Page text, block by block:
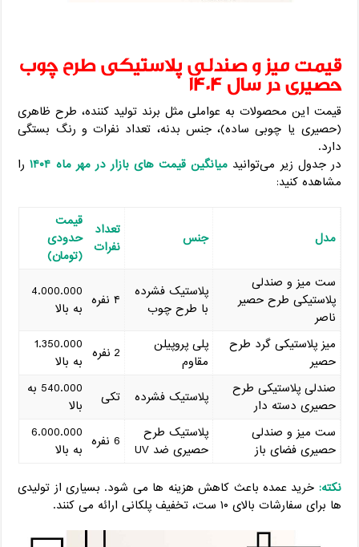
قیمت میز و صندلی پلاستیکی طرح چوب
حصیری در سال ۱۴۰۴
قیمت این محصولات به عواملی مثل برند تولید کننده، طرح ظاهری
(حصیری یا چوبی ساده)، جنس بدنه، تعداد نفرات و رنگ بستگی
دارد.
در جدول زیر می‌توانید میانگین قیمت ‌های بازار در مهر ماه ۱۴۰۴را
مشاهده کنید:
مدل جنس
تعداد
نفرات
قیمت
حدودی
(تومان)
ست میز و صندلی
پلاستیکی طرح حصیر
ناصر
پلاستیک فشرده
با طرح چوب
۴ نفره
4.000.000
به بالا
میز پلاستیکی گرد طرح
حصیر
پلی ‌پروپیلن
مقاوم
2 نفره
1.350.000
به بالا
صندلی پلاستیکی طرح
حصیری دسته ‌دار
پلاستیک فشرده تکی
540.000 به
بالا
ست میز و صندلی
حصیری فضای باز
پلاستیک طرح
حصیری ضد UV
6 نفره
6.000.000
به بالا
نکته: خرید عمده باعث کاهش هزینه ‌ها می ‌شود. بسیاری از تولیدی‌
ها برای سفارشات بالای ۱۰ ست، تخفیف پلکانی ارائه می ‌کنند.